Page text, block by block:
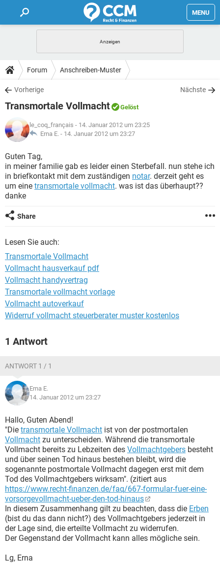
MENU
FORUM
TIPPS
Forum Anschreiben-Muster
Vorherige Nächste
Transmortale Vollmacht Gelöst
le_coq_français - 14. Januar 2012 um 23:25
Erna E. - 14. Januar 2012 um 23:27
Guten Tag,
in meiner familie gab es leider einen Sterbefall. nun stehe ich
in briefkontakt mit dem zuständigen notar. derzeit geht es
um eine transmortale vollmacht. was ist das überhaupt??
danke
Share
Lesen Sie auch:
Transmortale Vollmacht
Vollmacht hausverkauf pdf
Vollmacht handyvertrag
Transmortale vollmacht vorlage
Vollmacht autoverkauf
Widerruf vollmacht steuerberater muster kostenlos
1 Antwort
ANTWORT 1 / 1
Erna E.
14. Januar 2012 um 23:27
Hallo, Guten Abend!
"Die transmortale Vollmacht ist von der postmortalen
Vollmacht zu unterscheiden. Während die transmortale
Vollmacht bereits zu Lebzeiten des Vollmachtgebers besteht
und über seinen Tod hinaus bestehen bleibt, wird die
sogenannte postmortale Vollmacht dagegen erst mit dem
Tod des Vollmachtgebers wirksam". (zitiert aus
https://www.recht-finanzen.de/faq/667-formular-fuer-eine-
vorsorgevollmacht-ueber-den-tod-hinaus
In diesem Zusammenhang gilt zu beachten, dass die Erben
(bist du das dann nicht?) des Vollmachtgebers jederzeit in
der Lage sind, die erteilte Vollmacht zu widerrufen.
Der Gegenstand der Vollmacht kann alles mögliche sein.
Lg, Erna